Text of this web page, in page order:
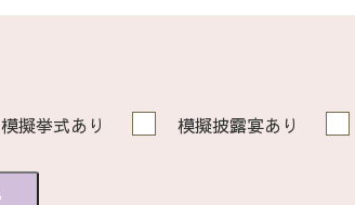
模擬挙式あり 模擬披露宴あり